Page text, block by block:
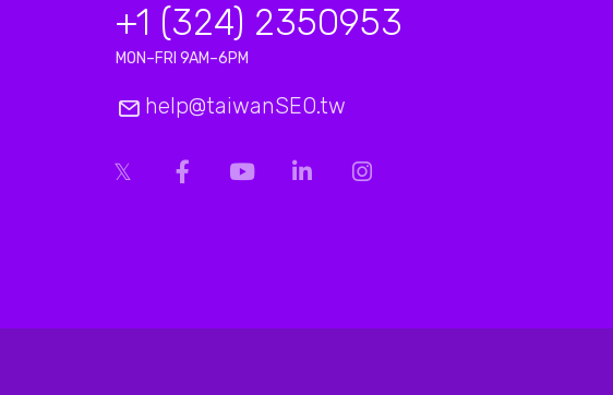
+1 (324) 2350953
MON–FRI 9AM–6PM
help@taiwanSEO.tw